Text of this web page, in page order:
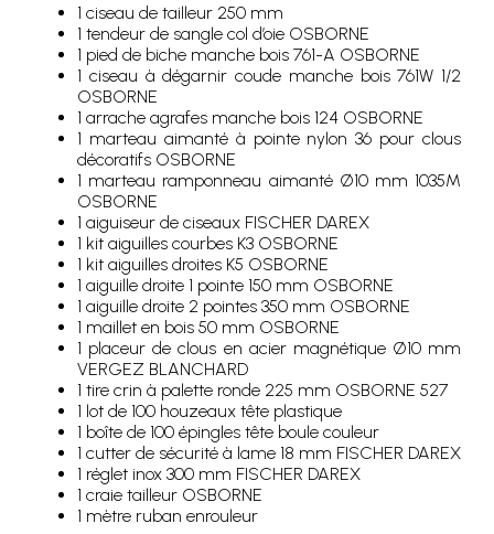
1 ciseau de tailleur 250 mm
1 tendeur de sangle col d’oie OSBORNE
1 pied de biche manche bois 761-A OSBORNE
1 ciseau à dégarnir coude manche bois 761W 1/2
OSBORNE
1 arrache agrafes manche bois 124 OSBORNE
1 marteau aimanté à pointe nylon 36 pour clous
décoratifs OSBORNE
1 marteau ramponneau aimanté Ø10 mm 1035M
OSBORNE
1 aiguiseur de ciseaux FISCHER DAREX
1 kit aiguilles courbes K3 OSBORNE
1 kit aiguilles droites K5 OSBORNE
1 aiguille droite 1 pointe 150 mm OSBORNE
1 aiguille droite 2 pointes 350 mm OSBORNE
1 maillet en bois 50 mm OSBORNE
1 placeur de clous en acier magnétique Ø10 mm
VERGEZ BLANCHARD
1 tire crin à palette ronde 225 mm OSBORNE 527
1 lot de 100 houzeaux tête plastique
1 boîte de 100 épingles tête boule couleur
1 cutter de sécurité à lame 18 mm FISCHER DAREX
1 réglet inox 300 mm FISCHER DAREX
1 craie tailleur OSBORNE
1 mètre ruban enrouleur